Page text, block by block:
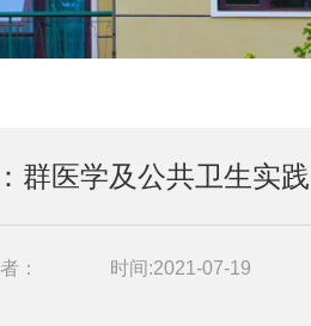
群医学及公共卫生实践
： 时间:2021-07-19